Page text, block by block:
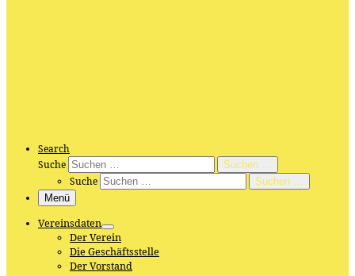
Search
Suche
Suchen …
Suche
Suchen …
Menü
Vereinsdaten
Der Verein
Die Geschäftsstelle
Der Vorstand